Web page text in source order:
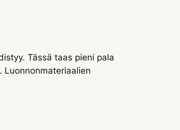
Tässä taas pieni pala
Luonnonmateriaalien